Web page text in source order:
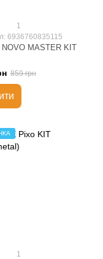
1
6936760835115
MASTER KIT
859 грн
1